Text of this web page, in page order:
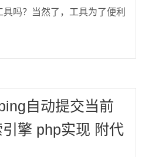
吗？当然了，工具为了便利
自动提交当前
擎 php实现 附代